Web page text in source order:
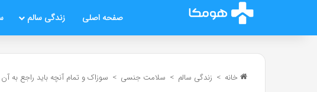
صفحه اصلی زندگی سالم
خانه > زندگی سالم > سلامت جنسی > سوزاک و تمام آنچه باید راجع به آن